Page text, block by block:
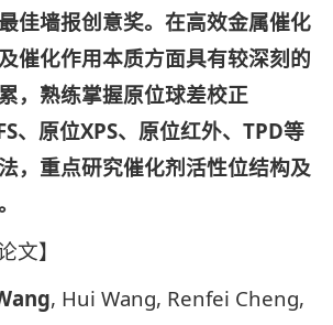
佳墙报创意奖。在高效金属催化
催化作用本质方面具有较深刻的
，熟练掌握原位球差校正
、原位XPS、原位红外、 TPD等
，重点研究催化剂活性位结构及
文】
, Hui Wang, Renfei Cheng,